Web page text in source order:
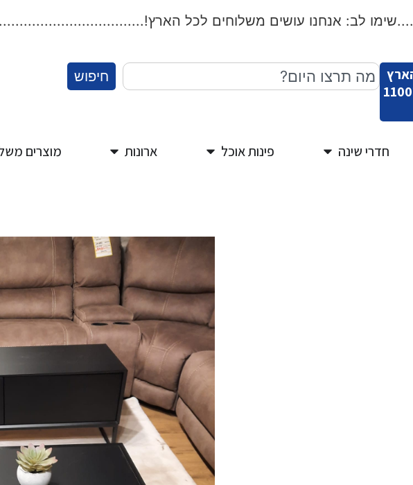
לב: אנחנו עושים משלוחים לכל
חיפוש
חדרי שינה פינות אוכל ארונות מוצרים